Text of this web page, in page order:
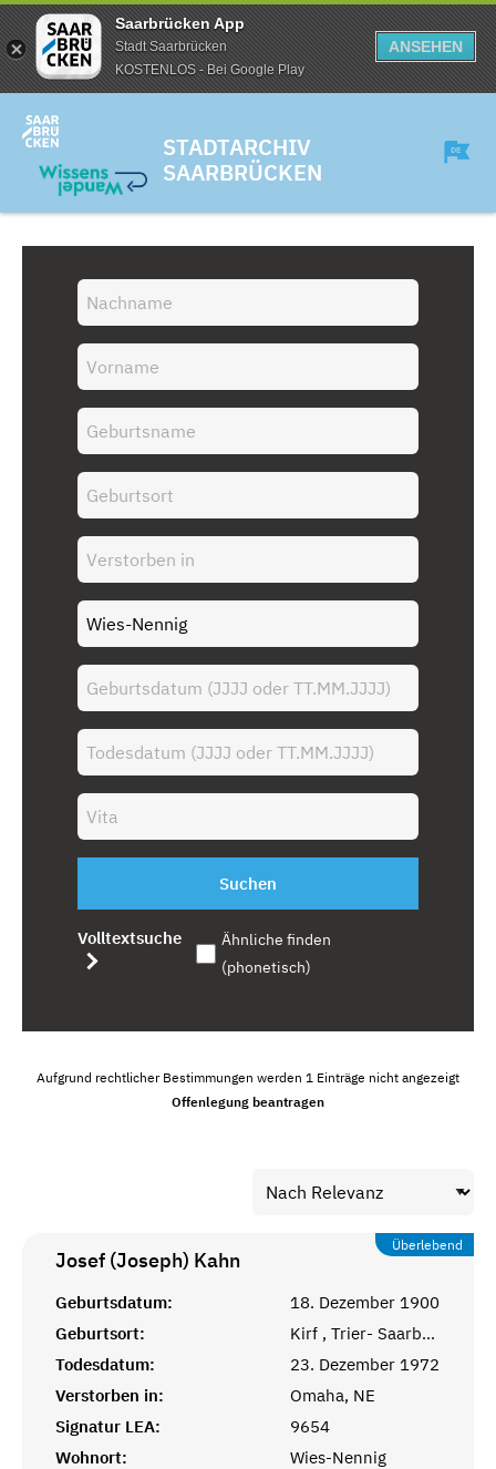
Saarbrücken App
Stadt Saarbrücken
KOSTENLOS - Bei Google Play
ANSEHEN
STADTARCHIV
SAARBRÜCKEN
Suchen
Volltextsuche
Ähnliche finden
(phonetisch)
Aufgrund rechtlicher Bestimmungen werden 1 Einträge nicht angezeigt
Offenlegung beantragen
Überlebend
Josef (Joseph) Kahn
Geburtsdatum:
18. Dezember 1900
Geburtsort:
Kirf , Trier- Saarburg
Todesdatum:
23. Dezember 1972
Verstorben in:
Omaha, NE
Signatur LEA:
9654
Wohnort:
Wies-Nennig